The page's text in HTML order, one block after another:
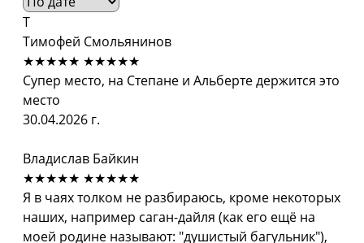
Т
Тимофей Смольянинов
★★★★★ ★★★★★
Супер место, на Степане и Альберте держится это
место
30.04.2026 г.
Владислав Байкин
★★★★★ ★★★★★
Я в чаях толком не разбираюсь, кроме некоторых
наших, например саган-дайля (как его ещё на
моей родине называют: "душистый багульник"),